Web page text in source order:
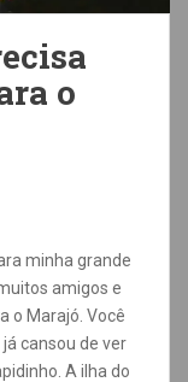
o
minha grande
amigos e
o Marajó. Você
cansou de ver
A ilha do